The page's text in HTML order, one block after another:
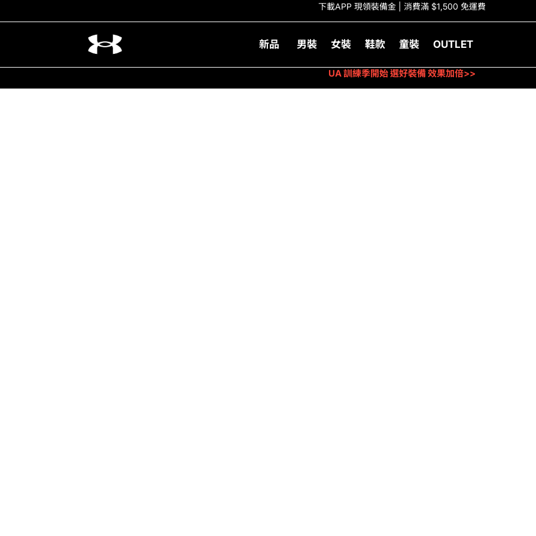
下載APP 現領裝備金 | 消費滿 $1,500 免運費
新品 男裝 女裝 鞋款 童裝 OUTLET
UA 訓練季開始 選好裝備 效果加倍>>